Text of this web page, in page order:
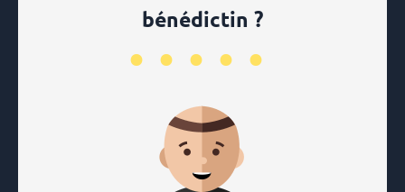
bénédictin ?
•••••